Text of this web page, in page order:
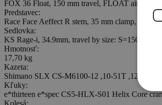
FOX 36 Float, 150 mm travel, FLOAT air
Predstavec:
Race Face Aeffect R stem, 35 mm clamp, 32 mm
Sedlovka:
KS Rage-i, 34.9mm, travel by size: S=150mm /
Hmotnosť:
17,70 kg
Kazeta:
Shimano SLX CS-M6100-12 ,10-51T ,12S
Kľuky:
e*thirteen e*spec CS5-HLX-S01 Helix Core
Kolesá: